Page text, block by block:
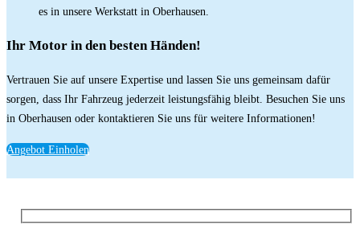
es in unsere Werkstatt in Oberhausen.
Ihr Motor in den besten Händen!
Vertrauen Sie auf unsere Expertise und lassen Sie uns gemeinsam dafür
sorgen, dass Ihr Fahrzeug jederzeit leistungsfähig bleibt. Besuchen Sie uns
in Oberhausen oder kontaktieren Sie uns für weitere Informationen!
Angebot Einholen